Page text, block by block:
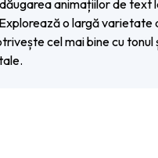
animațiilor de text
o largă varietate
cel mai bine cu tonul